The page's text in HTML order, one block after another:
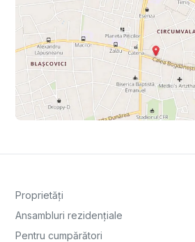
Proprietăți
Ansambluri rezidențiale
Pentru cumpărători